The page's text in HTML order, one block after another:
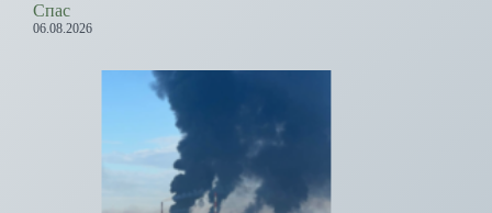
Спас
06.08.2026